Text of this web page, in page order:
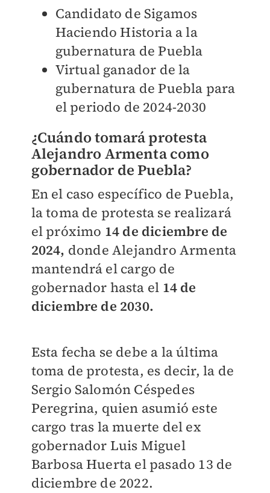
Candidato de Sigamos
Haciendo Historia a la
gubernatura de Puebla
Virtual ganador de la
gubernatura de Puebla para
el periodo de 2024-2030
¿Cuándo tomará protesta
Alejandro Armenta como
gobernador de Puebla?
En el caso específico de Puebla,
la toma de protesta se realizará
el próximo 14 de diciembre de
2024, donde Alejandro Armenta
mantendrá el cargo de
gobernador hasta el 14 de
diciembre de 2030.
Esta fecha se debe a la última
toma de protesta, es decir, la de
Sergio Salomón Céspedes
Peregrina, quien asumió este
cargo tras la muerte del ex
gobernador Luis Miguel
Barbosa Huerta el pasado 13 de
diciembre de 2022.